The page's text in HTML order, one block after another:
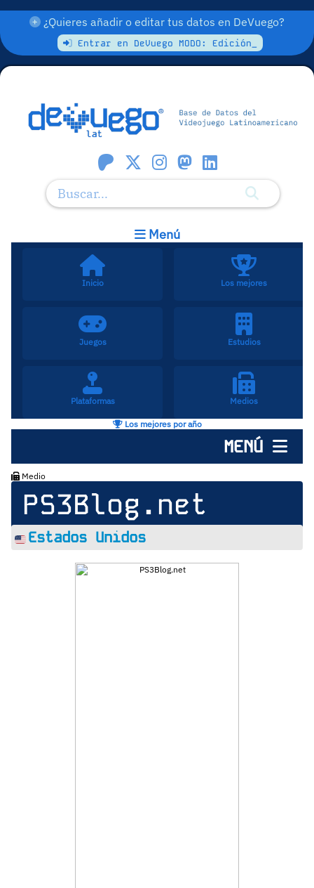
¿Quieres añadir o editar tus datos en DeVuego?
Entrar en DeVuego MODO: Edición_
Menú
Inicio Los mejores
Juegos Estudios
Plataformas Medios
Los mejores por año
MENÚ
Medio
PS3Blog.net
Estados Unidos